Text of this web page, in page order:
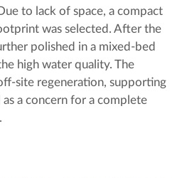
to lack of space, a compact
was selected. After the
polished in a mixed-bed
high water quality. The
site regeneration, supporting
as a concern for a complete